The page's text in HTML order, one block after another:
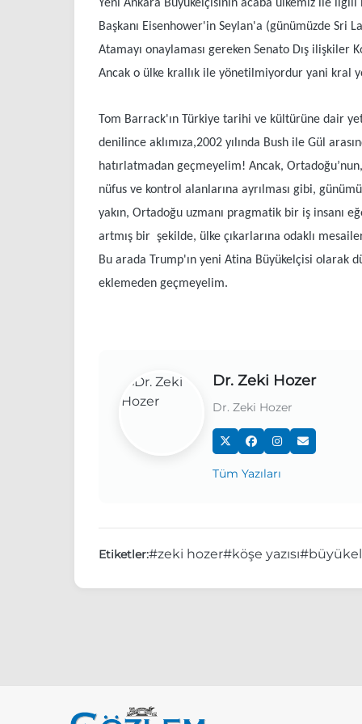
Yeni Ankara Büyükelçisinin acaba ülkemiz ile
Başkanı Eisenhower'in Seylan'a (günümüzde Sri
Atamayı onaylaması gereken Senato Dış ilişkiler
Ancak o ülke krallık ile yönetilmiyordur yani kral
Tom Barrack'ın Türkiye tarihi ve kültürüne dair
denilince aklımıza,2002 yılında Bush ile Gül
hatırlatmadan geçmeyelim! Ancak,
nüfus ve kontrol alanlarına ayrılması gibi,
yakın, Ortadoğu uzmanı pragmatik bir iş insanı
artmış bir şekilde, ülke çıkarlarına odaklı
Bu arada Trump'ın yeni Atina Büyükelçisi olarak
eklemeden geçmeyelim.
Dr. Zeki Hozer
Dr. Zeki Hozer
Tüm Yazıları
Etiketler:#zeki hozer#köşe yazısı